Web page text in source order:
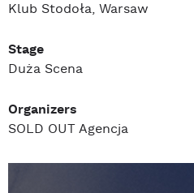
Klub Stodoła, Warsaw
Stage
Duża Scena
Organizers
SOLD OUT Agencja